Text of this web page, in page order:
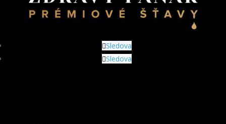
Sledova
Sledova